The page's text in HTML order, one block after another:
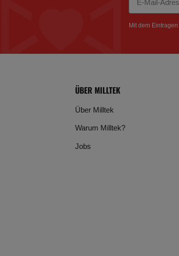
Mit dem
ÜBER MILLTEK
Über Milltek
Warum Milltek?
Jobs